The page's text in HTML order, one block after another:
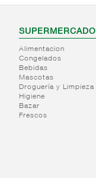
SUPERMERCADO
Alimentacion
Congelados
Bebidas
Mascotas
Droguería y Limpieza
Higiene
Bazar
Frescos